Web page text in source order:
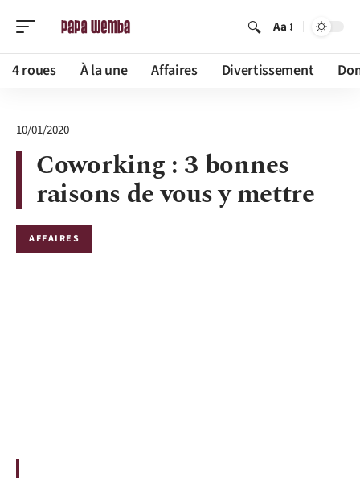
Aa
4 roues À la une Affaires Divertissement
10/01/2020
Coworking : 3 bonnes
raisons de vous y mettre
AFFAIRES